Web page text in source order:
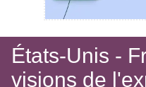
États-Unis -
visions de